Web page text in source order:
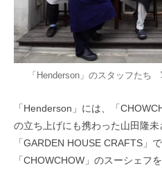
「Henderson」のスタッフたち
「Henderson」には、「
の立ち上げにも携わった山田隆
「GARDEN HOUSE CRAFTS」
「CHOWCHOW」のスーシェフ